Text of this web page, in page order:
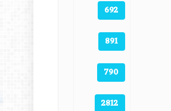
692
891
790
2812